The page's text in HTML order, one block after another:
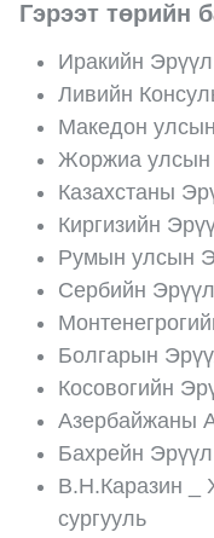
Гэрээт төрийн
Иракийн
Ливийн
Македон
Жоржиа улсын
Казахстаны
Киргизийн
Румын улсын
Сербийн
Болгарын
Косовогийн
Азербайжаны
Бахрейн
В.Н.Каразин _
сургууль